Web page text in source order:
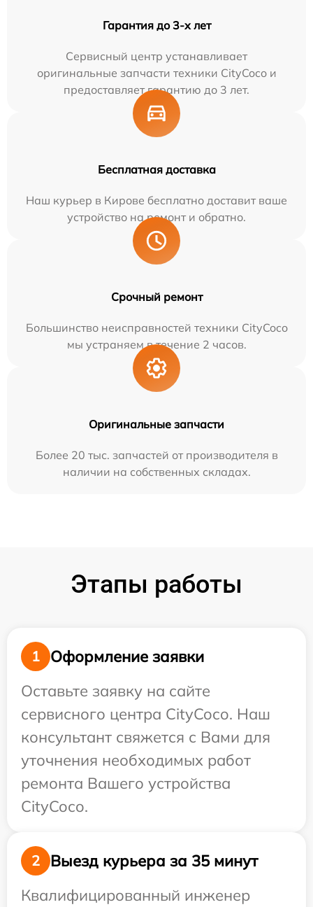
Гарантия до 3-х лет
Сервисный центр устанавливает
оригинальные запчасти техники CityCoco и
предоставляет гарантию до 3 лет.
Бесплатная доставка
Наш курьер в Кирове бесплатно доставит ваше
устройство на ремонт и обратно.
Срочный ремонт
Большинство неисправностей техники CityCoco
мы устраняем в течение 2 часов.
Оригинальные запчасти
Более 20 тыс. запчастей от производителя в
наличии на собственных складах.
Этапы работы
1
Оформление заявки
Оставьте заявку на сайте
сервисного центра CityCoco. Наш
консультант свяжется с Вами для
уточнения необходимых работ
ремонта Вашего устройства
CityCoco.
2
Выезд курьера за 35 минут
Квалифицированный инженер